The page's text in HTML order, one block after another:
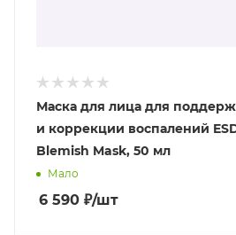
Маска для лица для
и коррекции воспалений
Blemish Mask, 50 мл
Мало
6 590 ₽/шт